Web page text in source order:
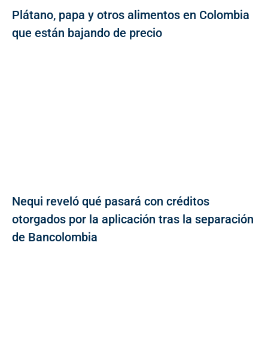
Plátano, papa y otros alimentos en Colombia
que están bajando de precio
Nequi reveló qué pasará con créditos
otorgados por la aplicación tras la separación
de Bancolombia